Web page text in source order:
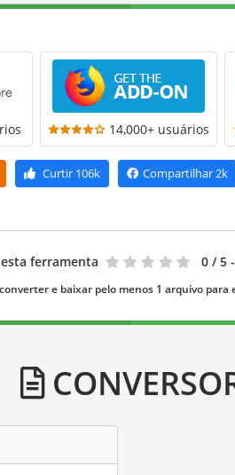
14,000+ usuários
Curtir106k Compartilhar2k
ferramenta 0 / 5
e baixar pelo menos 1 arquivo para